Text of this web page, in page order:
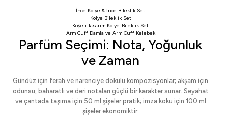
İnce Kolye & İnce Bileklik Set
Kolye Bileklik Set
Köşeli Tasarım Kolye-Bileklik Set
Arm Cuff Damlave Arm Cuff Kelebek
Parfüm Seçimi: Nota, Yoğunluk
ve Zaman
Gündüz için ferah ve narenciye dokulu kompozisyonlar; akşam için
odunsu, baharatlı ve deri notaları güçlü bir karakter sunar. Seyahat
ve çantada taşıma için 50 ml şişeler pratik; imza koku için 100 ml
şişeler ekonomiktir.